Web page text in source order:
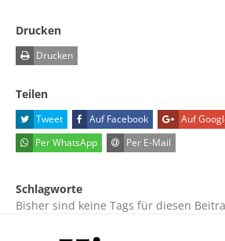
Drucken
Drucken
Teilen
Tweet Auf Facebook Auf
Per WhatsApp
Per E-Mail
Schlagworte
Bisher sind keine Tags für diesen